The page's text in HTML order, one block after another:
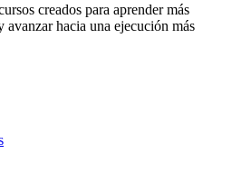
creados para aprender más
hacia una ejecución más